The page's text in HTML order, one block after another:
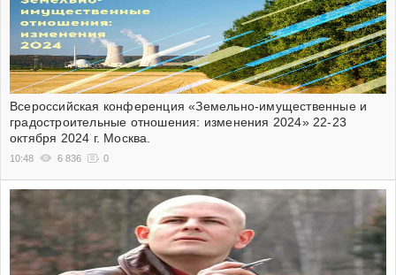
Всероссийская конференция «Земельно-имущественные и
градостроительные отношения: изменения 2024» 22-23
октября 2024 г. Москва.
10:48 6 836 0